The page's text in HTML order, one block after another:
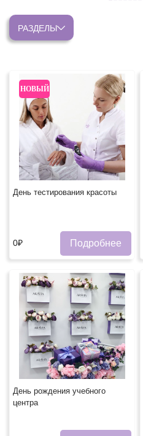
РАЗДЕЛЫ
НОВЫЙ
День тестирования красоты
0₽ Подробнее
День рождения учебного
центра